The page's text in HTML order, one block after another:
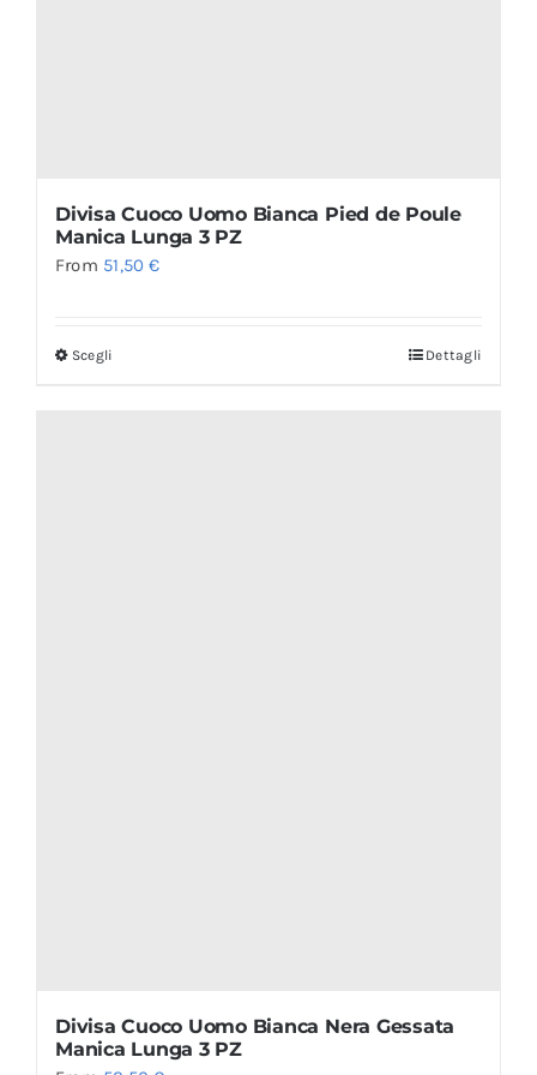
Divisa Cuoco Uomo Bianca Pied de Poule
Manica Lunga 3 PZ
From 51,50€
Scegli Dettagli
Divisa Cuoco Uomo Bianca Nera Gessata
Manica Lunga 3 PZ